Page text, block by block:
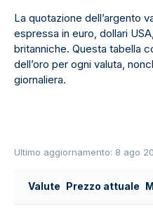
La quotazione dell’argento
espressa in euro, dollari
britanniche. Questa tabella
dell’oro per ogni valuta,
giornaliera.
Ultimo aggiornamento: 8 ago
Valute Prezzo attuale